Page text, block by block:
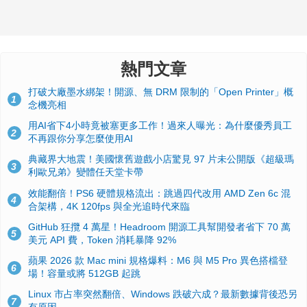
熱門文章
1
打破大廠墨水綁架！開源、無 DRM 限制的「Open Printer」概
念機亮相
2
用AI省下4小時竟被塞更多工作！過來人曝光：為什麼優秀員工
不再跟你分享怎麼使用AI
3
典藏界大地震！美國懷舊遊戲小店驚見 97 片未公開版《超級瑪
利歐兄弟》變體任天堂卡帶
4
效能翻倍！PS6 硬體規格流出：跳過四代改用 AMD Zen 6c 混
合架構，4K 120fps 與全光追時代來臨
5
GitHub 狂攬 4 萬星！Headroom 開源工具幫開發者省下 70 萬
美元 API 費，Token 消耗暴降 92%
6
蘋果 2026 款 Mac mini 規格爆料：M6 與 M5 Pro 異色搭檔登
場！容量或將 512GB 起跳
7
Linux 市占率突然翻倍、Windows 跌破六成？最新數據背後恐另